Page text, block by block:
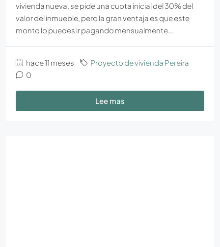
vivienda nueva, se pide una cuota inicial del 30% del
valor del inmueble, pero la gran ventaja es que este
monto lo puedes ir pagando mensualmente...
hace 11 meses
Proyecto de vivienda Pereira
0
Lee mas